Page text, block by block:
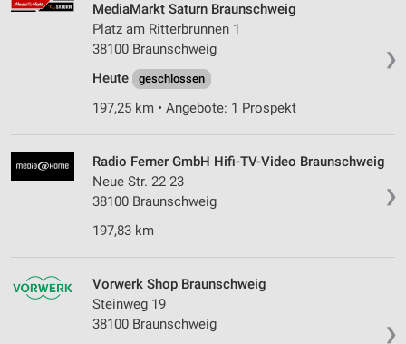
❯
MediaMarkt Saturn Braunschweig
Platz am Ritterbrunnen 1
38100 Braunschweig
Heute
geschlossen
197,25 km • Angebote: 1 Prospekt
❯
Radio Ferner GmbH Hifi-TV-Video Braunschweig
Neue Str. 22-23
38100 Braunschweig
197,83 km
❯
Vorwerk Shop Braunschweig
Steinweg 19
38100 Braunschweig